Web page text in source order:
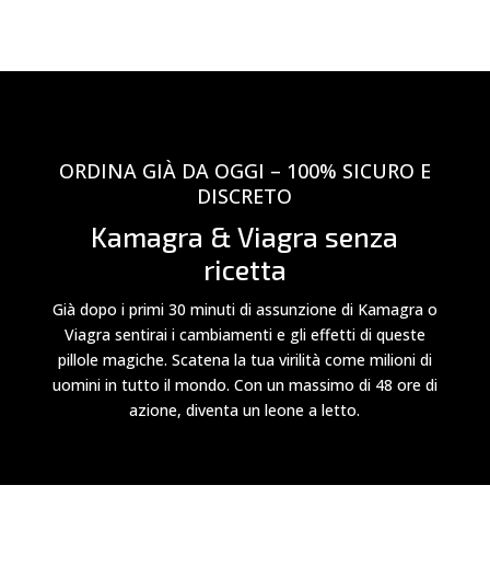
ORDINA GIÀ DA OGGI – 100% SICURO E
DISCRETO
Kamagra & Viagra senza
ricetta
Già dopo i primi 30 minuti di assunzione di Kamagra o
Viagra sentirai i cambiamenti e gli effetti di queste
pillole magiche. Scatena la tua virilità come milioni di
uomini in tutto il mondo. Con un massimo di 48 ore di
azione, diventa un leone a letto.